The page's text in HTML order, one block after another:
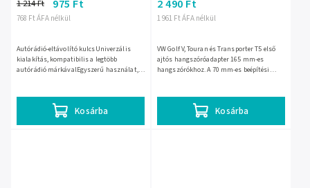
768 Ft ÁFA nélkül
1 214 Ft 975 Ft
Kosárba
Autórádió-eltávolító kulcsUniverzális
kialakítás, kompatibilis a legtöbb
autórádió márkávalEgyszerű használat,
1 961 Ft ÁFA nélkül
2 490 Ft
Kosárba
VW Golf V, Touran és Transporter T5 első
ajtós hangszóróadapter 165 mm-es
hangszórókhoz. A 70 mm-es beépítési